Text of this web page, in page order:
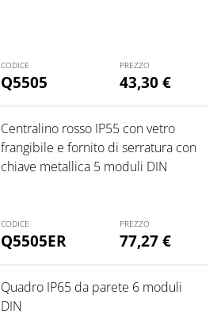
Q5505 43,30€
Q5505ER
Centralino rosso IP55 con vetro
frangibile e fornito di serratura con
chiave metallica 5 moduli DIN
77,27€
Quadro IP65 da parete 6 moduli
DIN